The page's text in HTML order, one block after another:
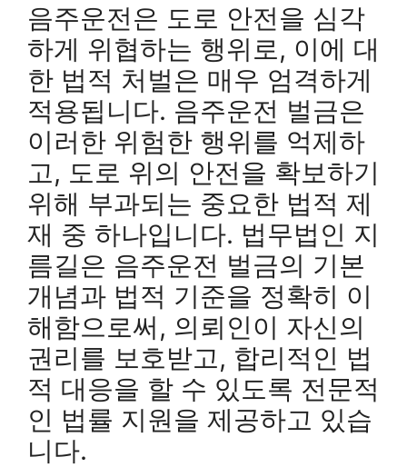
음주운전은 도로 안전을 심각
하게 위협하는 행위로, 이에 대
한 법적 처벌은 매우 엄격하게
적용됩니다. 음주운전 벌금은
이러한 위험한 행위를 억제하
고, 도로 위의 안전을 확보하기
위해 부과되는 중요한 법적 제
재 중 하나입니다. 법무법인 지
름길은 음주운전 벌금의 기본
개념과 법적 기준을 정확히 이
해함으로써, 의뢰인이 자신의
권리를 보호받고, 합리적인 법
적 대응을 할 수 있도록 전문적
인 법률 지원을 제공하고 있습
니다.